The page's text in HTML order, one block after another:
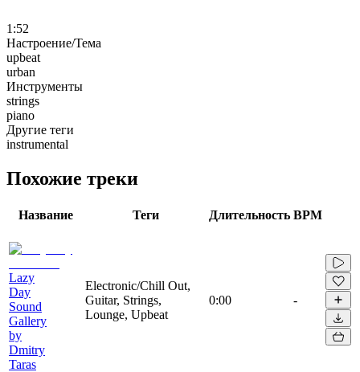
1:52
Настроение/Тема
upbeat
urban
Инструменты
strings
piano
Другие теги
instrumental
Похожие треки
Название Теги Длительность BPM
Lazy
Day
Sound
Gallery
by
Dmitry
Taras
Electronic/Chill Out,
Guitar, Strings,
Lounge, Upbeat
0:00 -